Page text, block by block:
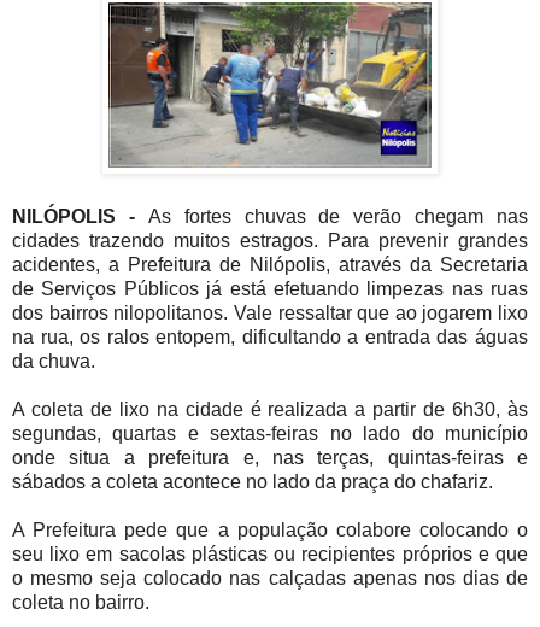
NILÓPOLIS - As fortes chuvas de verão chegam nas
cidades trazendo muitos estragos. Para prevenir grandes
acidentes, a Prefeitura de Nilópolis, através da Secretaria
de Serviços Públicos já está efetuando limpezas nas ruas
dos bairros nilopolitanos. Vale ressaltar que ao jogarem lixo
na rua, os ralos entopem, dificultando a entrada das águas
da chuva.
A coleta de lixo na cidade é realizada a partir de 6h30, às
segundas, quartas e sextas-feiras no lado do município
onde situa a prefeitura e, nas terças, quintas-feiras e
sábados a coleta acontece no lado da praça do chafariz.
A Prefeitura pede que a população colabore colocando o
seu lixo em sacolas plásticas ou recipientes próprios e que
o mesmo seja colocado nas calçadas apenas nos dias de
coleta no bairro.